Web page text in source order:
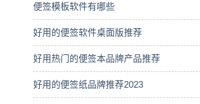
便签模板软件有哪些
好用的便签软件桌面版推荐
好用热门的便签本品牌产品推荐
好用的便签纸品牌推荐2023